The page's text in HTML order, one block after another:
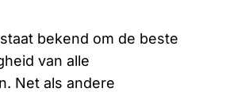
bekend om de beste
van alle
Net als andere